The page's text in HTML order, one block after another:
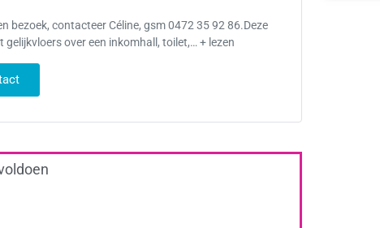
bezoek, contacteer Céline, gsm 0472 35 92 86.Deze
over een inkomhall, toilet,… + lezen